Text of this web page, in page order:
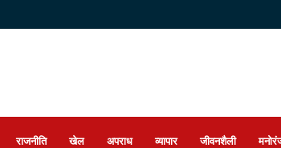
राजनीति खेल अपराध व्यापार जीवनशैली